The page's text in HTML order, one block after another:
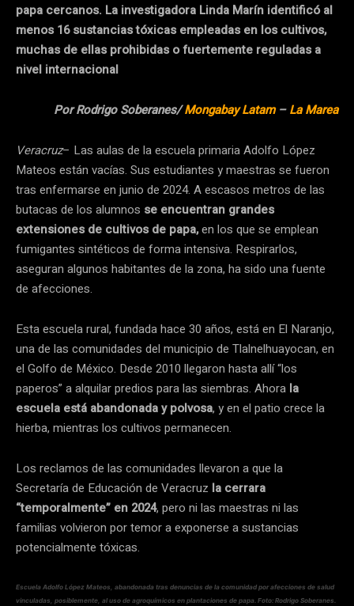
papa cercanos. La investigadora Linda Marín identificó al
menos 16 sustancias tóxicas empleadas en los cultivos,
muchas de ellas prohibidas o fuertemente reguladas a
nivel internacional
Por Rodrigo Soberanes/Mongabay Latam–La Marea
Veracruz– Las aulas de la escuela primaria Adolfo López
Mateos están vacías. Sus estudiantes y maestras se fueron
tras enfermarse en junio de 2024. A escasos metros de las
butacas de los alumnos se encuentran grandes
extensiones de cultivos de papa,en los que se emplean
fumigantes sintéticos de forma intensiva. Respirarlos,
aseguran algunos habitantes de la zona, ha sido una fuente
de afecciones.
Esta escuela rural, fundada hace 30 años, está en El Naranjo,
una de las comunidades del municipio de Tlalnelhuayocan, en
el Golfo de México. Desde 2010 llegaron hasta allí “los
paperos” a alquilar predios para las siembras. Ahora la
escuela está abandonada y polvosa, y en el patio crece la
hierba, mientras los cultivos permanecen.
Los reclamos de las comunidades llevaron a que la
Secretaría de Educación de Veracruz la cerrara
“temporalmente” en 2024, pero ni las maestras ni las
familias volvieron por temor a exponerse a sustancias
potencialmente tóxicas.
Escuela Adolfo López Mateos, abandonada tras denuncias de la comunidad por afecciones de salud
vinculadas, posiblemente, al uso de agroquímicos en plantaciones de papa. Foto: Rodrigo Soberanes.